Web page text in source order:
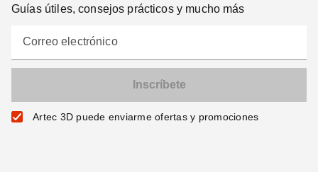
Guías útiles, consejos prácticos y mucho más
Correo electrónico
Artec 3D puede enviarme ofertas y promociones